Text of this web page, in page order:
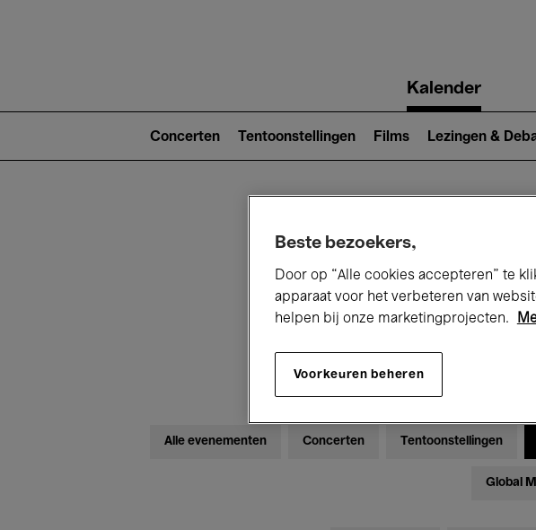
navigationKalender
2)
Concerten Tentoonstellingen Films Lezingen &
Alle evenementen Concerten Tentoonstellingen
Global
Beste bezoekers,
Door op “Alle cookies accepteren” te
apparaat voor het verbeteren van
helpen bij onze marketingprojecten.
Voorkeuren beheren